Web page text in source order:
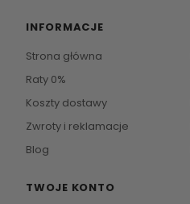
INFORMACJE
Strona główna
Raty 0%
Koszty dostawy
Zwroty i reklamacje
Blog
TWOJE KONTO